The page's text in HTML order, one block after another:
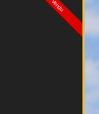
Vendu